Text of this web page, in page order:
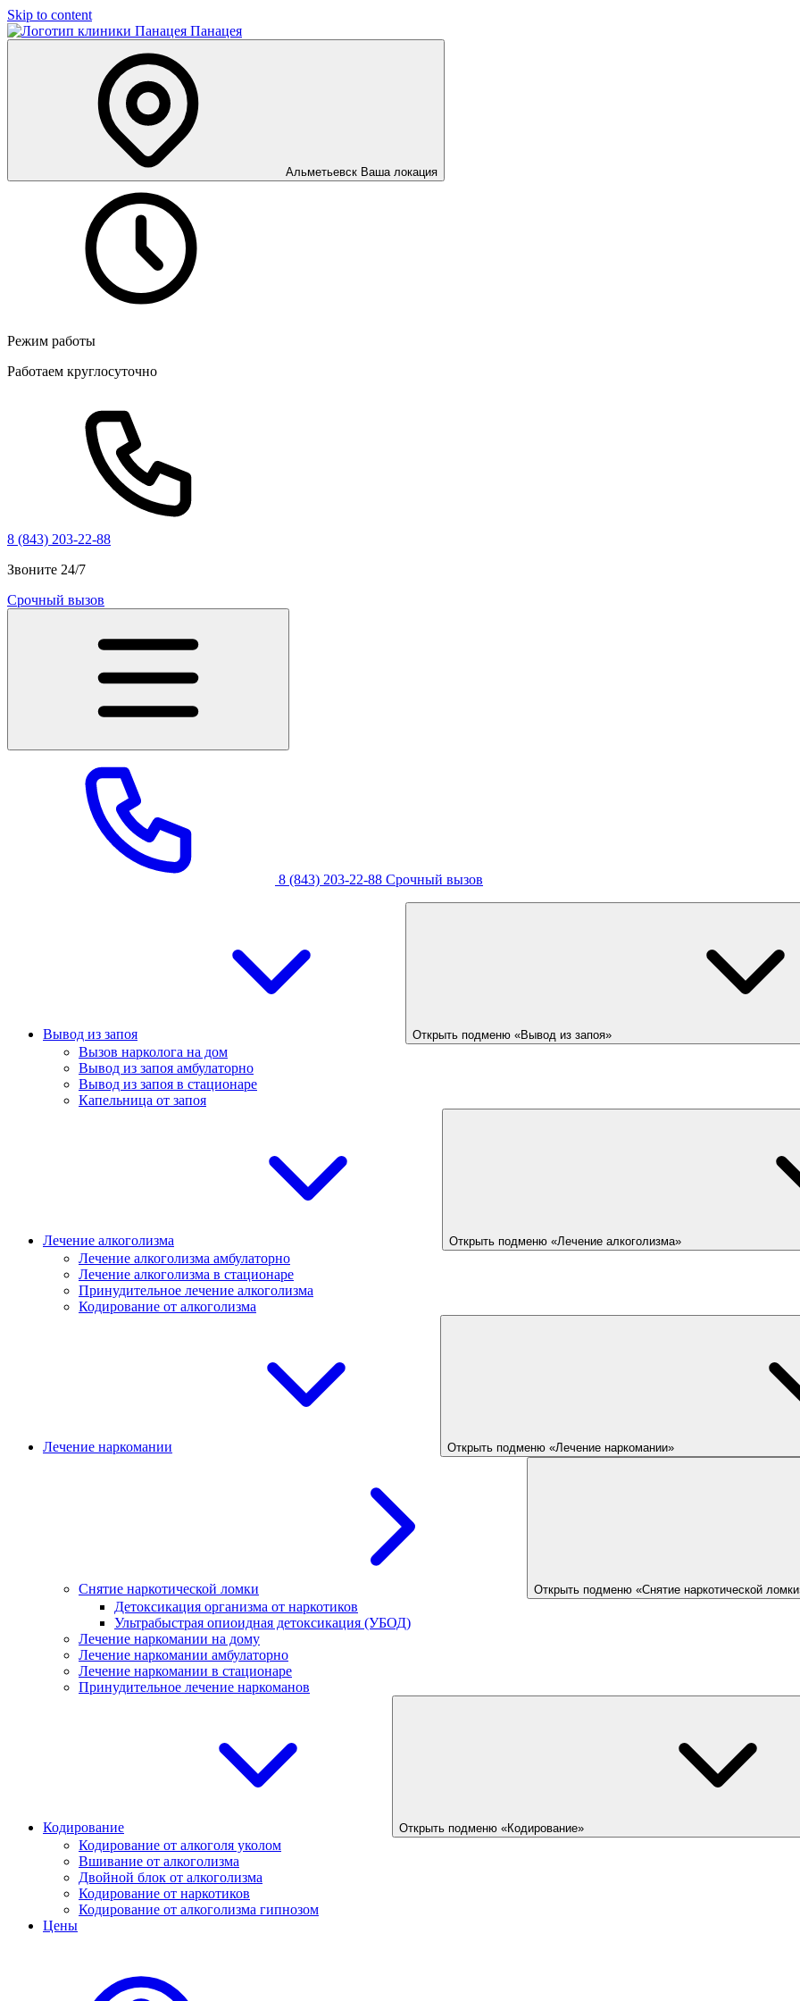
Skip to content
Панацея
Альметьевск Ваша локация
Режим работы
Работаем круглосуточно
8 (843) 203-22-88
Звоните 24/7
Срочный вызов
8 (843) 203-22-88 Срочный вызов
Вывод из запоя Открыть подменю «Вывод из запоя»
Вызов нарколога на дом
Вывод из запоя амбулаторно
Вывод из запоя в стационаре
Капельница от запоя
Лечение алкоголизма Открыть подменю «Лечение алкоголизма»
Лечение алкоголизма амбулаторно
Лечение алкоголизма в стационаре
Принудительное лечение алкоголизма
Кодирование от алкоголизма
Лечение наркомании Открыть подменю «Лечение наркомании»
Снятие наркотической ломки Открыть подменю «Снятие наркотической
Детоксикация организма от наркотиков
Ультрабыстрая опиоидная детоксикация (УБОД)
Лечение наркомании на дому
Лечение наркомании амбулаторно
Лечение наркомании в стационаре
Принудительное лечение наркоманов
Кодирование Открыть подменю «Кодирование»
Кодирование от алкоголя уколом
Вшивание от алкоголизма
Двойной блок от алкоголизма
Кодирование от наркотиков
Кодирование от алкоголизма гипнозом
Цены